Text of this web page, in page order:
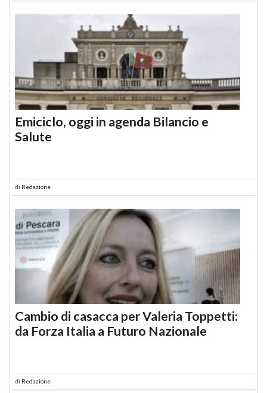
Emiciclo, oggi in agenda Bilancio e
Salute
di Redazione
Cambio di casacca per Valeria Toppetti:
da Forza Italia a Futuro Nazionale
di Redazione